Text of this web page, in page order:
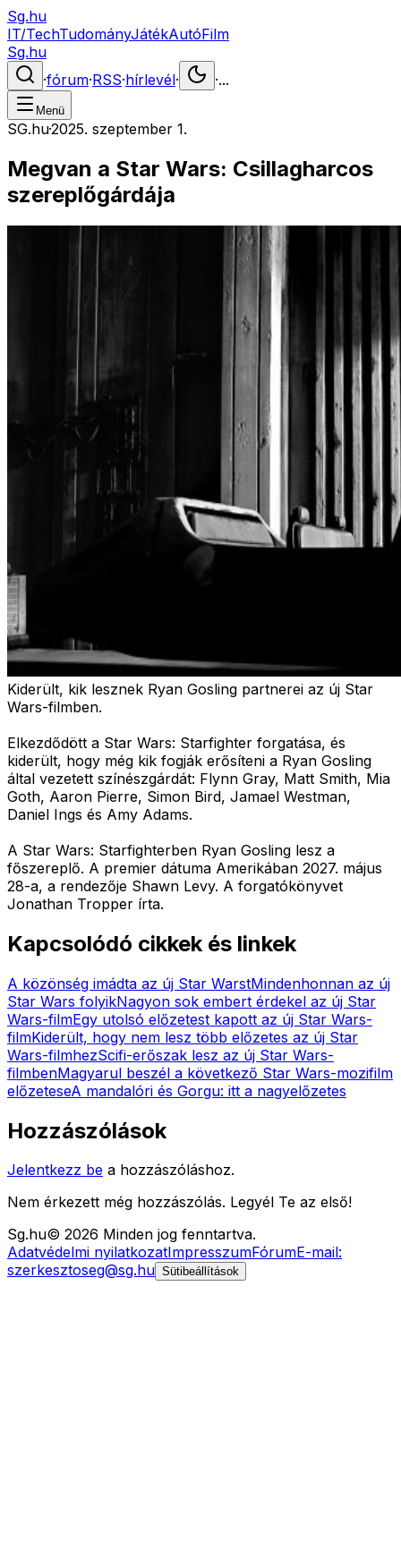
Sg.hu
IT/TechTudományJátékAutóFilm
Sg.hu
·fórum·RSS·hírlevél· ·...
Menü
SG.hu·2025. szeptember 1.
Megvan a Star Wars: Csillagharcos
szereplőgárdája
Kiderült, kik lesznek Ryan Gosling partnerei az új Star
Wars-filmben.
Elkezdődött a Star Wars: Starfighter forgatása, és
kiderült, hogy még kik fogják erősíteni a Ryan Gosling
által vezetett színészgárdát: Flynn Gray, Matt Smith, Mia
Goth, Aaron Pierre, Simon Bird, Jamael Westman,
Daniel Ings és Amy Adams.
A Star Wars: Starfighterben Ryan Gosling lesz a
főszereplő. A premier dátuma Amerikában 2027. május
28-a, a rendezője Shawn Levy. A forgatókönyvet
Jonathan Tropper írta.
Kapcsolódó cikkek és linkek
A közönség imádta az új Star WarstMindenhonnan az új
Star Wars folyikNagyon sok embert érdekel az új Star
Wars-filmEgy utolsó előzetest kapott az új Star Wars-
filmKiderült, hogy nem lesz több előzetes az új Star
Wars-filmhezScifi-erőszak lesz az új Star Wars-
filmbenMagyarul beszél a következő Star Wars-mozifilm
előzeteseA mandalóri és Gorgu: itt a nagyelőzetes
Hozzászólások
Jelentkezz be a hozzászóláshoz.
Nem érkezett még hozzászólás. Legyél Te az első!
Sg.hu© 2026 Minden jog fenntartva.
Adatvédelmi nyilatkozatImpresszumFórumE-mail:
szerkesztoseg@sg.hu Sütibeállítások